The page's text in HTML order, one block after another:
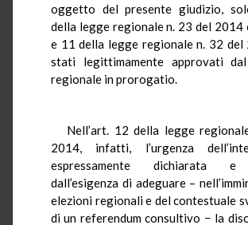
oggetto del presente giudizio,
della legge regionale n. 23 del 2014
e 11 della legge regionale n. 32 del
stati legittimamente approvati
regionale in prorogatio.
Nell’art. 12 della legge
2014, infatti, l’urgenza
espressamente dichiarata e
dall’esigenza di adeguare –
elezioni regionali e del contestuale
di un referendum consultivo − la